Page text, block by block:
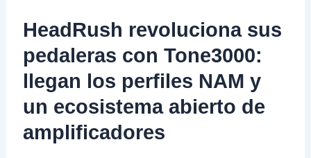
HeadRush revoluciona sus
pedaleras con Tone3000:
llegan los perfiles NAM y
un ecosistema abierto de
amplificadores